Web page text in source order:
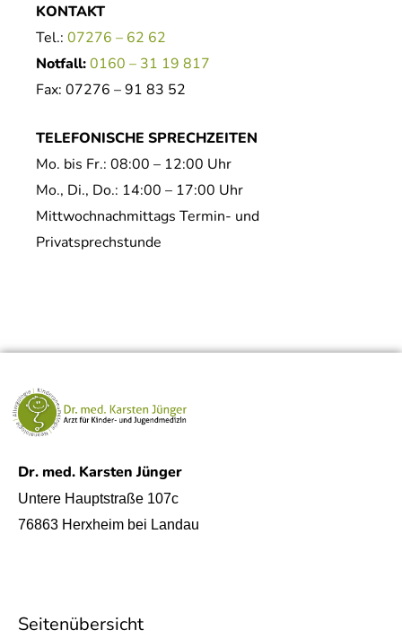
KONTAKT
Tel.: 07276 – 62 62
Notfall:0160 – 31 19 817
Fax: 07276 – 91 83 52
TELEFONISCHE SPRECHZEITEN
Mo. bis Fr.: 08:00 – 12:00 Uhr
Mo., Di., Do.: 14:00 – 17:00 Uhr
Mittwochnachmittags Termin- und
Privatsprechstunde
Dr. med. Karsten Jünger
Untere Hauptstraße 107c
76863 Herxheim bei Landau
Seitenübersicht